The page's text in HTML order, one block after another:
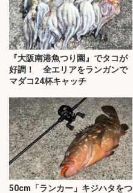
『大阪南港魚つり園』でタコが
好調！ 全エリアをランガンで
マダコ24杯キャッチ
50cm「ランカー」キジハタをつ